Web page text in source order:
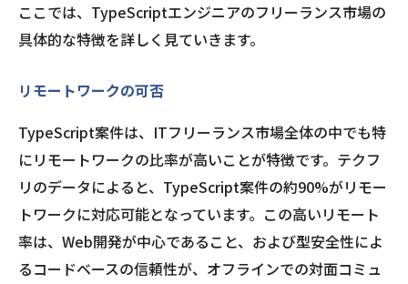
ここでは、TypeScriptエンジニアのフリーランス市場の
具体的な特徴を詳しく見ていきます。
リモートワークの可否
TypeScript案件は、ITフリーランス市場全体の中でも特
にリモートワークの比率が高いことが特徴です。テクフ
リのデータによると、TypeScript案件の約90%がリモー
トワークに対応可能となっています。この高いリモート
率は、Web開発が中心であること、および型安全性によ
るコードベースの信頼性が、オフラインでの対面コミュ